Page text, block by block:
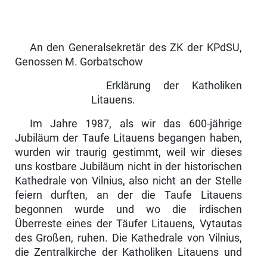
An den Generalsekretär des ZK der KPdSU,
Genossen M. Gorbatschow
Erklärung der Katholiken
Litauens.
Im Jahre 1987, als wir das 600-jährige
Jubiläum der Taufe Litauens began­gen haben,
wurden wir traurig gestimmt, weil wir dieses
uns kostbare Jubi­läum nicht in der historischen
Kathedrale von Vilnius, also nicht an der Stelle
feiern durften, an der die Taufe Litauens
begonnen wurde und wo die irdischen
Überreste eines der Täufer Litauens, Vytautas
des Großen, ruhen. Die Kathedrale von Vilnius,
die Zentralkirche der Katholiken Litau­ens und